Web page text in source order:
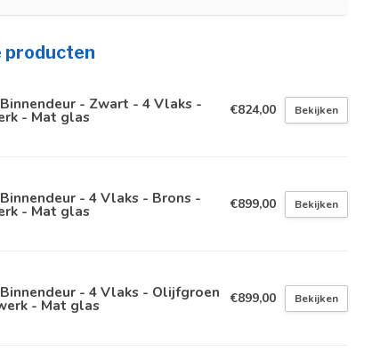
producten
- Zwart - 4 Vlaks -
- Mat glas €824,00 Bekijken
- 4 Vlaks - Brons -
- Mat glas €899,00 Bekijken
- 4 Vlaks - Olijfgroen
- Mat glas €899,00 Bekijken